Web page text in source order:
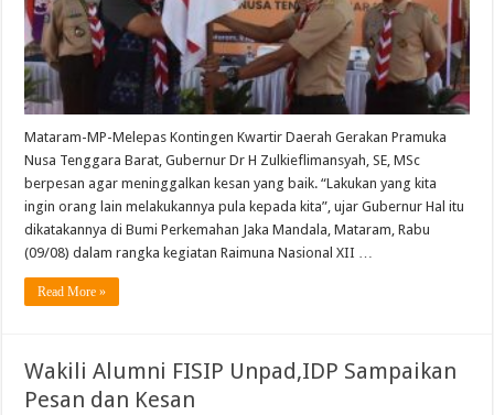
Mataram-MP-Melepas Kontingen Kwartir Daerah Gerakan Pramuka
Nusa Tenggara Barat, Gubernur Dr H Zulkieflimansyah, SE, MSc
berpesan agar meninggalkan kesan yang baik. “Lakukan yang kita
ingin orang lain melakukannya pula kepada kita”, ujar Gubernur Hal itu
dikatakannya di Bumi Perkemahan Jaka Mandala, Mataram, Rabu
(09/08) dalam rangka kegiatan Raimuna Nasional XII …
Read More »
Wakili Alumni FISIP Unpad,IDP Sampaikan
Pesan dan Kesan